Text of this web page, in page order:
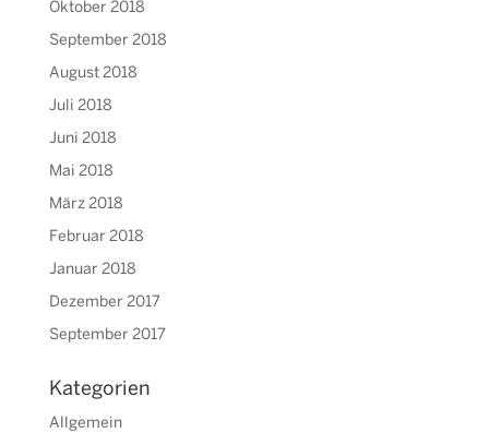
Oktober 2018
September 2018
August 2018
Juli 2018
Juni 2018
Mai 2018
März 2018
Februar 2018
Januar 2018
Dezember 2017
September 2017
Kategorien
Allgemein